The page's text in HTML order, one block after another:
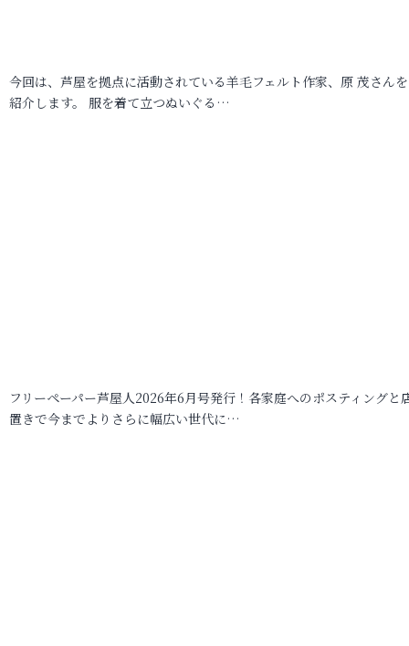
今回は、芦屋を拠点に活動されている羊毛フェルト作家、原 茂さん
紹介します。 服を着て立つぬいぐる…
フリーペーパー芦屋人2026年6月号発行！各家庭へのポスティングと
置きで今までよりさらに幅広い世代に…